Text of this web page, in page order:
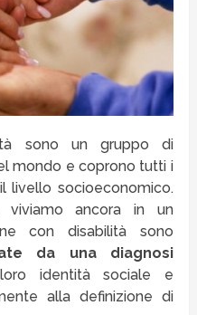
sono un gruppo di
mondo e coprono tutti i
livello socioeconomico.
viviamo ancora in un
con disabilità sono
da una diagnosi
identità sociale e
alla definizione di